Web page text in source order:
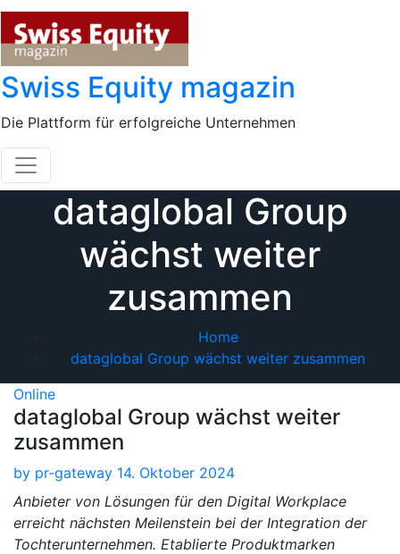
Skip
content
Swiss Equity magazin
Die Plattform für erfolgreiche Unternehmen
dataglobal Group
wächst weiter
zusammen
Home
dataglobal Group wächst weiter zusammen
Online
dataglobal Group wächst weiter
zusammen
by pr-gateway 14. Oktober 2024
Anbieter von Lösungen für den Digital Workplace
erreicht nächsten Meilenstein bei der Integration der
Tochterunternehmen. Etablierte Produktmarken